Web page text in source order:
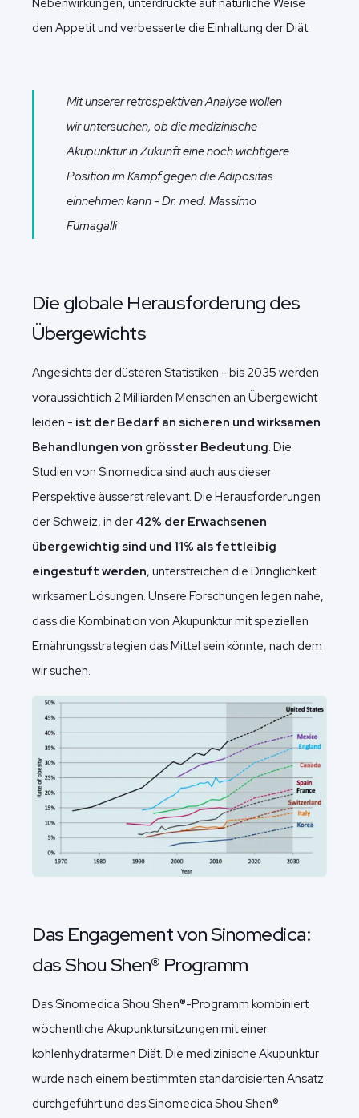
Nebenwirkungen, unterdrückte auf natürliche Weise
den Appetit und verbesserte die Einhaltung der Diät.
Mit unserer retrospektiven Analyse wollen
wir untersuchen, ob die medizinische
Akupunktur in Zukunft eine noch wichtigere
Position im Kampf gegen die Adipositas
einnehmen kann - Dr. med. Massimo
Fumagalli
Die globale Herausforderung des
Übergewichts
Angesichts der düsteren Statistiken - bis 2035 werden
voraussichtlich 2 Milliarden Menschen an Übergewicht
leiden - ist der Bedarf an sicheren und wirksamen
Behandlungen von grösster Bedeutung. Die
Studien von Sinomedica sind auch aus dieser
Perspektive äusserst relevant. Die Herausforderungen
der Schweiz, in der 42% der Erwachsenen
übergewichtig sind und 11% als fettleibig
eingestuft werden, unterstreichen die Dringlichkeit
wirksamer Lösungen. Unsere Forschungen legen nahe,
dass die Kombination von Akupunktur mit speziellen
Ernährungsstrategien das Mittel sein könnte, nach dem
wir suchen.
Das Engagement von Sinomedica:
das Shou Shen® Programm
Das Sinomedica Shou Shen®-Programm kombiniert
wöchentliche Akupunktursitzungen mit einer
kohlenhydratarmen Diät. Die medizinische Akupunktur
wurde nach einem bestimmten standardisierten Ansatz
durchgeführt und das Sinomedica Shou Shen®